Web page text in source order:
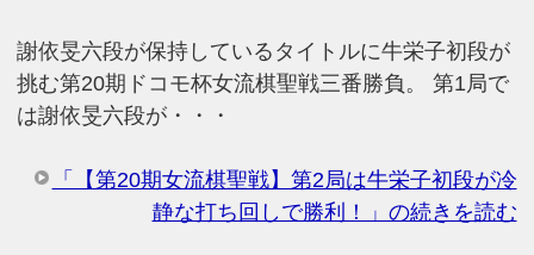
謝依旻六段が保持しているタイトルに牛栄子初段が
挑む第20期ドコモ杯女流棋聖戦三番勝負。 第1局で
は謝依旻六段が・・・
「【第20期女流棋聖戦】第2局は牛栄子初段が冷
静な打ち回しで勝利！」の続きを読む